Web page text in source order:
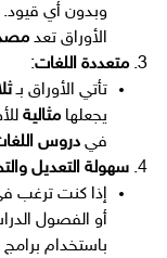
وبدون أي قيود.
الأوراق تعد
متعددة اللغات:
تأتي الأوراق بـ
يجعلها مثالية
في دروس
سهولة التعديل
إذا كنت ترغب
أو الفصول
باستخدام برامج